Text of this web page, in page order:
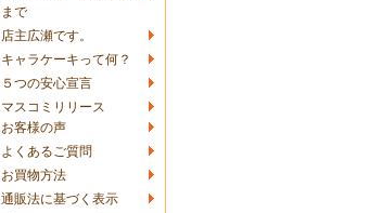
まで
店主広瀬です。
キャラケーキって何？
５つの安心宣言
マスコミリリース
お客様の声
よくあるご質問
お買物方法
通販法に基づく表示